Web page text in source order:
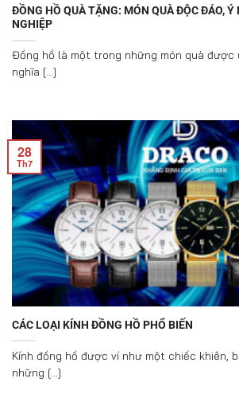
ĐỒNG HỒ QUÀ TẶNG: MÓN QUÀ ĐỘC ĐÁO, Ý
NGHIỆP
Đồng hồ là một trong những món quà được
nghĩa [...]
CÁC LOẠI KÍNH ĐỒNG HỒ PHỔ BIẾN
Kính đồng hồ được ví như một chiếc khiên,
những [...]
28
Th7